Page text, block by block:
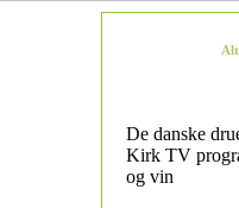
De danske
Kirk TV
og vin